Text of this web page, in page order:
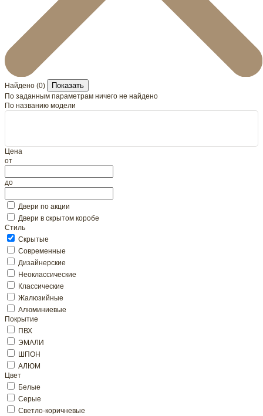
Найдено (0) Показать
По заданным параметрам ничего не найдено
По названию модели
Цена
от
до
Двери по акции
Двери в скрытом коробе
Стиль
Скрытые
Современные
Дизайнерские
Неоклассические
Классические
Жалюзийные
Алюминиевые
Покрытие
ПВХ
ЭМАЛИ
ШПОН
АЛЮМ
Цвет
Белые
Серые
Светло-коричневые